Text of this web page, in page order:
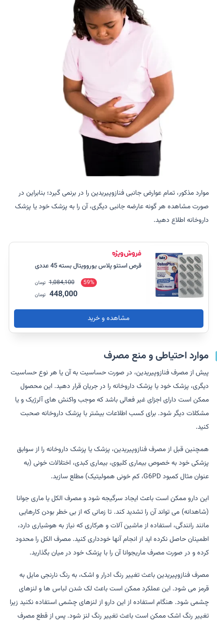
موارد مذکور، تمام عوارض جانبی فنازوپیریدین را در برنمی گیرد؛ بنابراین در
صورت مشاهده هر گونه عارضه جانبی دیگری، آن را به پزشک خود یا پزشک
داروخانه اطلاع دهید.
قرص استئو پلاس یوروویتال بسته 45 عددی
59%
1,084,100 تومان
448,000 تومان
مشاهده و خرید
موارد احتیاطی و منع مصرف
پیش از مصرف فنازوپیریدین، در صورت حساسیت به آن یا هر نوع حساسیت
دیگری، پزشک خود یا پزشک داروخانه را در جریان قرار دهید. این محصول
ممکن است دارای اجزای غیر فعالی باشد که موجب واکنش های آلرژیک و یا
مشکلات دیگر شود. برای کسب اطلاعات بیشتر با پزشک داروخانه صحبت
کنید.
همچنین قبل از مصرف فنازوپیریدین، پزشک یا پزشک داروخانه را از سوابق
پزشکی خود به خصوص بیماری کلیوی، بیماری کبدی، اختلالات خونی (به
عنوان مثال کمبود G6PD، کم خونی همولیتیک) مطلع سازید.
این دارو ممکن است باعث ایجاد سرگیجه شود و مصرف الکل یا ماری جوانا
(شاهدانه) می تواند آن را تشدید کند. تا زمانی که از بی خطر بودن کارهایی
مانند رانندگی، استفاده از ماشین آلات و هرکاری که نیاز به هوشیاری دارد،
اطمینان حاصل نکرده اید از انجام آنها خودداری کنید. مصرف الکل را محدود
کرده و در صورت مصرف ماریجوانا آن را با پزشک خود در میان بگذارید.
مصرف فنازوپیریدین باعث تغییر رنگ ادرار و اشک، به رنگ نارنجی مایل به
قرمز می شود. این عملکرد ممکن است باعث لک شدن لباس ها و لنزهای
چشمی شود. هنگام استفاده از این دارو از لنزهای چشمی استفاده نکنید زیرا
تغییر رنگ اشک ممکن است باعث تغییر رنگ لنز شود. پس از قطع مصرف